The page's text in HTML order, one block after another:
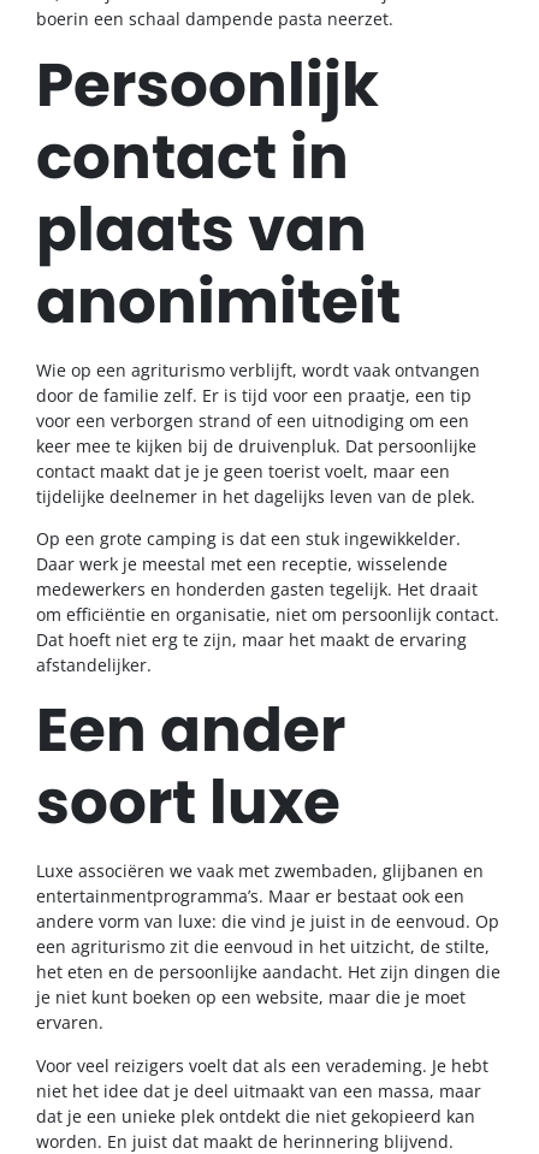
boerin een schaal dampende pasta neerzet.
Persoonlijk
contact in
plaats van
anonimiteit
Wie op een agriturismo verblijft, wordt vaak ontvangen
door de familie zelf. Er is tijd voor een praatje, een tip
voor een verborgen strand of een uitnodiging om een
keer mee te kijken bij de druivenpluk. Dat persoonlijke
contact maakt dat je je geen toerist voelt, maar een
tijdelijke deelnemer in het dagelijks leven van de plek.
Op een grote camping is dat een stuk ingewikkelder.
Daar werk je meestal met een receptie, wisselende
medewerkers en honderden gasten tegelijk. Het draait
om efficiëntie en organisatie, niet om persoonlijk contact.
Dat hoeft niet erg te zijn, maar het maakt de ervaring
afstandelijker.
Een ander
soort luxe
Luxe associëren we vaak met zwembaden, glijbanen en
entertainmentprogramma’s. Maar er bestaat ook een
andere vorm van luxe: die vind je juist in de eenvoud. Op
een agriturismo zit die eenvoud in het uitzicht, de stilte,
het eten en de persoonlijke aandacht. Het zijn dingen die
je niet kunt boeken op een website, maar die je moet
ervaren.
Voor veel reizigers voelt dat als een verademing. Je hebt
niet het idee dat je deel uitmaakt van een massa, maar
dat je een unieke plek ontdekt die niet gekopieerd kan
worden. En juist dat maakt de herinnering blijvend.